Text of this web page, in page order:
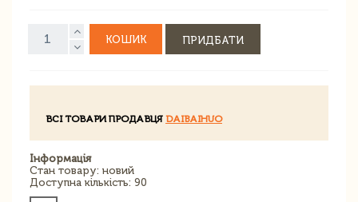
КОШИК ПРИДБАТИ
ВСІ ТОВАРИ ПРОДАВЦЯ DAIBAIHUO
Інформація
Стан товару: новий
Доступна кількість: 90